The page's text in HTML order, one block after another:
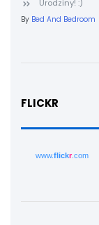
Urodziny! :)
By Bed And Bedroom
FLICKR
www.flickr.com